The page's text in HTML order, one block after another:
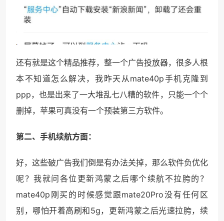
还有就是这个精品推荐，整一个广告投放器，很多人根
本不知道怎么解决，我昨天从mate40p手机克隆到
ppp，也是出来了一大堆乱七八糟的软件，只能一个个
删掉，苹果可真没有一个预装第三方软件。
第二、手机续航方面：
好，这些破广告我们倒是有办法关掉，那么软件负优化
呢？我就问各位更新鸿蒙之后哪个续航不拉胯的？
mate40p刚买的时候感觉跟mate20Pro没有任何区
别，哪怕开着高刷和5g，更新鸿蒙之后光速拉胯，续